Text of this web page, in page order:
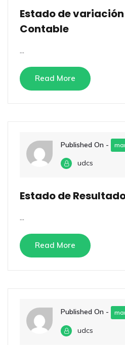
Estado de
Contable
Read More
Published On -
udcs
Estado de
...
Read More
Published On -
udcs